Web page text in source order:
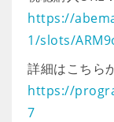
https://
1/slots/
詳細はこちら
https://
7